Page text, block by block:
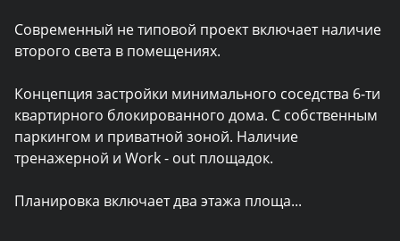
Современный не типовой проект включает наличие
второго света в помещениях.
Концепция застройки минимального соседства 6-ти
квартирного блокированного дома. С собственным
паркингом и приватной зоной. Наличие
тренажерной и Work - out площадок.
Планировка включает два этажа площа...